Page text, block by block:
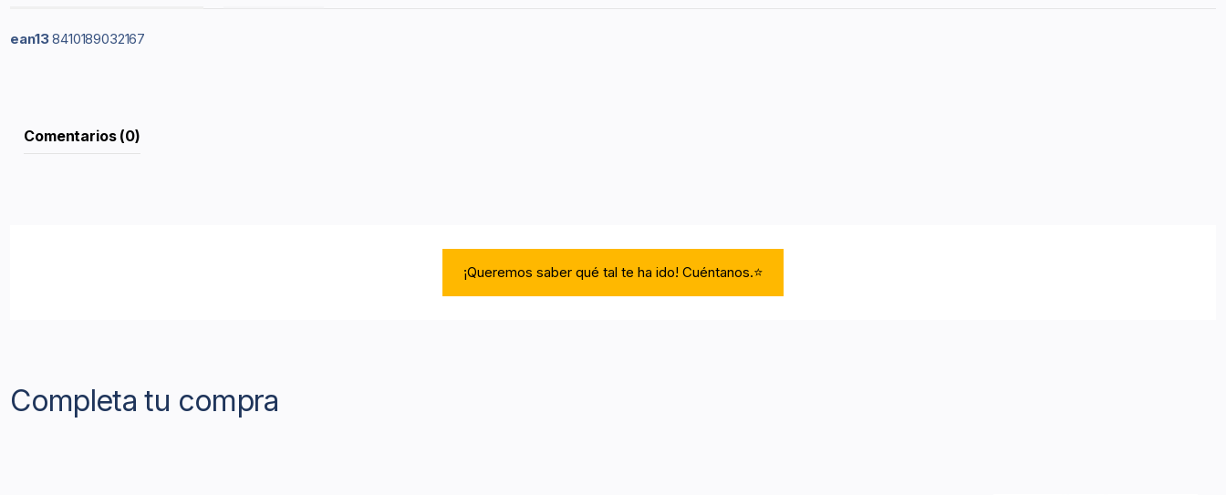
ean13 8410189032167
Comentarios (0)
¡Queremos saber qué tal te ha ido! Cuéntanos.⭐
Completa tu compra